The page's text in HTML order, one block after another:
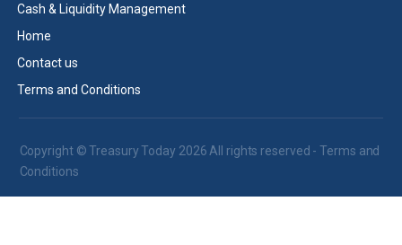
Cash & Liquidity Management
Home
Contact us
Terms and Conditions
Copyright © Treasury Today 2026 All rights reserved -Terms and
Conditions